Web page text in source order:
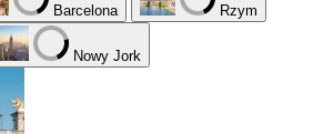
Barcelona Rzym
Nowy Jork